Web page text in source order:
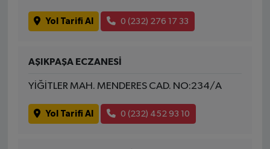
Yol Tarifi Al 0 (232) 276 17 33
AŞIKPAŞA ECZANESİ
YİĞİTLER MAH. MENDERES CAD. NO:234/A
Yol Tarifi Al 0 (232) 452 93 10